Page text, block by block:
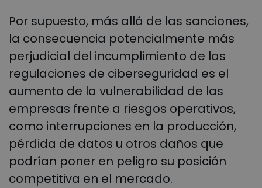
Por supuesto, más allá de las sanciones,
la consecuencia potencialmente más
perjudicial del incumplimiento de las
regulaciones de ciberseguridad es el
aumento de la vulnerabilidad de las
empresas frente a riesgos operativos,
como interrupciones en la producción,
pérdida de datos u otros daños que
podrían poner en peligro su posición
competitiva en el mercado.